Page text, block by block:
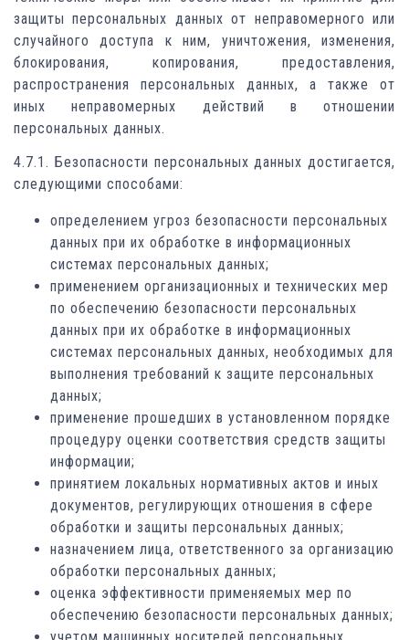
защиты персональных данных от неправомерного или
случайного доступа к ним, уничтожения, изменения,
блокирования, копирования, предоставления,
распространения персональных данных, а также от
иных неправомерных действий в отношении
персональных данных.
4.7.1. Безопасности персональных данных достигается,
следующими способами:
определением угроз безопасности персональных
данных при их обработке в информационных
системах персональных данных;
применением организационных и технических мер
по обеспечению безопасности персональных
данных при их обработке в информационных
системах персональных данных, необходимых для
выполнения требований к защите персональных
данных;
применение прошедших в установленном порядке
процедуру оценки соответствия средств защиты
информации;
принятием локальных нормативных актов и иных
документов, регулирующих отношения в сфере
обработки и защиты персональных данных;
назначением лица, ответственного за организацию
обработки персональных данных;
оценка эффективности применяемых мер по
обеспечению безопасности персональных данных;